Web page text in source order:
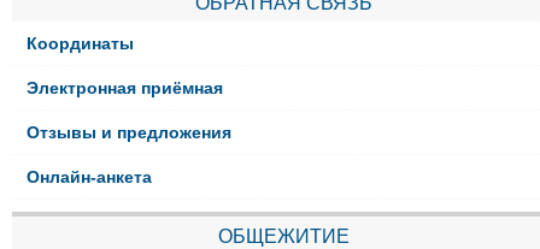
Координаты
Электронная приёмная
Отзывы и предложения
Онлайн-анкета
ОБЩЕЖИТИЕ